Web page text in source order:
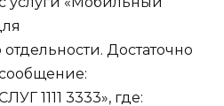
Достаточно
1111 3333», где: